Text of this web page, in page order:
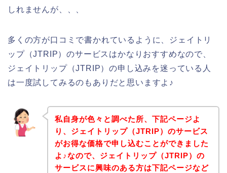
しれませんが、、、
多くの方が口コミで書かれているように、ジェイトリ
ップ（JTRIP）のサービスはかなりおすすめなので、
ジェイトリップ（JTRIP）の申し込みを迷っている人
は一度試してみるのもありだと思いますよ♪
私自身が色々と調べた所、下記ページよ
り、ジェイトリップ（JTRIP）のサービス
がお得な価格で申し込むことができました
よ♪なので、ジェイトリップ（JTRIP）の
サービスに興味のある方は下記ページなど